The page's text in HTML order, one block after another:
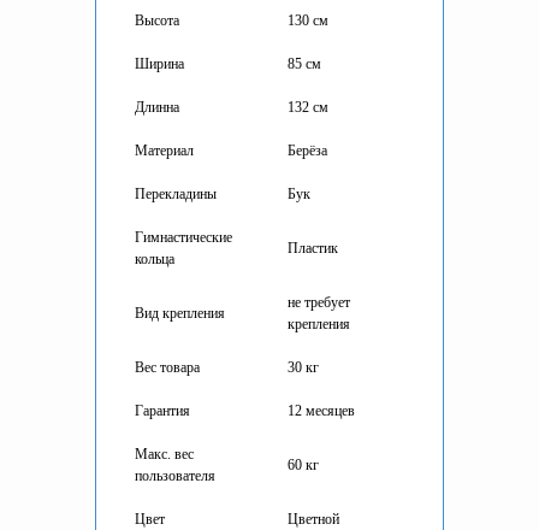
Высота
130 см
Ширина 85 см
Длинна 132 см
Материал Берёза
Перекладины Бук
Гимнастические
кольца
Пластик
Вид крепления
не требует
крепления
Вес товара 30 кг
Гарантия 12 месяцев
Макс. вес
пользователя
60 кг
Цвет Цветной